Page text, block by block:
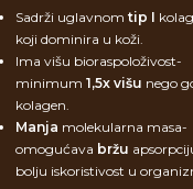
Sadrži uglavnom tip I
koji dominira u koži.
Ima višu bioraspoloživost-
minimum 1,5x višu nego
kolagen.
Manja molekularna masa-
omogućava bržu
bolju iskoristivost u